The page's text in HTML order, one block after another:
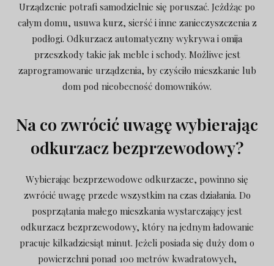
Urządzenie potrafi samodzielnie się poruszać. Jeżdżąc po
całym domu, usuwa kurz, sierść i inne zanieczyszczenia z
podłogi. Odkurzacz automatyczny wykrywa i omija
przeszkody takie jak meble i schody. Możliwe jest
zaprogramowanie urządzenia, by czyściło mieszkanie lub
dom pod nieobecność domowników.
Na co zwrócić uwagę wybierając
odkurzacz bezprzewodowy?
Wybierając bezprzewodowe odkurzacze, powinno się
zwrócić uwagę przede wszystkim na czas działania. Do
posprzątania małego mieszkania wystarczający jest
odkurzacz bezprzewodowy, który na jednym ładowanie
pracuje kilkadziesiąt minut. Jeżeli posiada się duży dom o
powierzchni ponad 100 metrów kwadratowych,